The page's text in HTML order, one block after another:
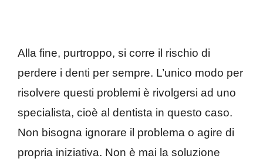
Alla fine, purtroppo, si corre il rischio di
perdere i denti per sempre. L’unico modo per
risolvere questi problemi è rivolgersi ad uno
specialista, cioè al dentista in questo caso.
Non bisogna ignorare il problema o agire di
propria iniziativa. Non è mai la soluzione